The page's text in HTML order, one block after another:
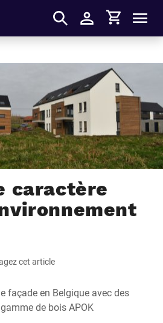
S'identifier
Panier
caractère
cet article
façade en Belgique avec des
de bois APOK